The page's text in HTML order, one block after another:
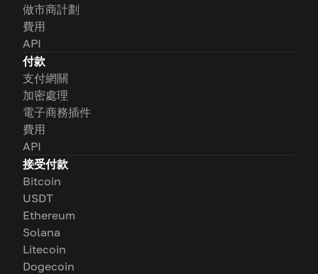
做市商計劃
費用
API
付款
支付網關
加密處理
電子商務插件
費用
API
接受付款
Bitcoin
USDT
Ethereum
Solana
Litecoin
Dogecoin